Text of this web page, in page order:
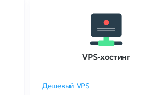
VPS-хостинг
Дешевый VPS